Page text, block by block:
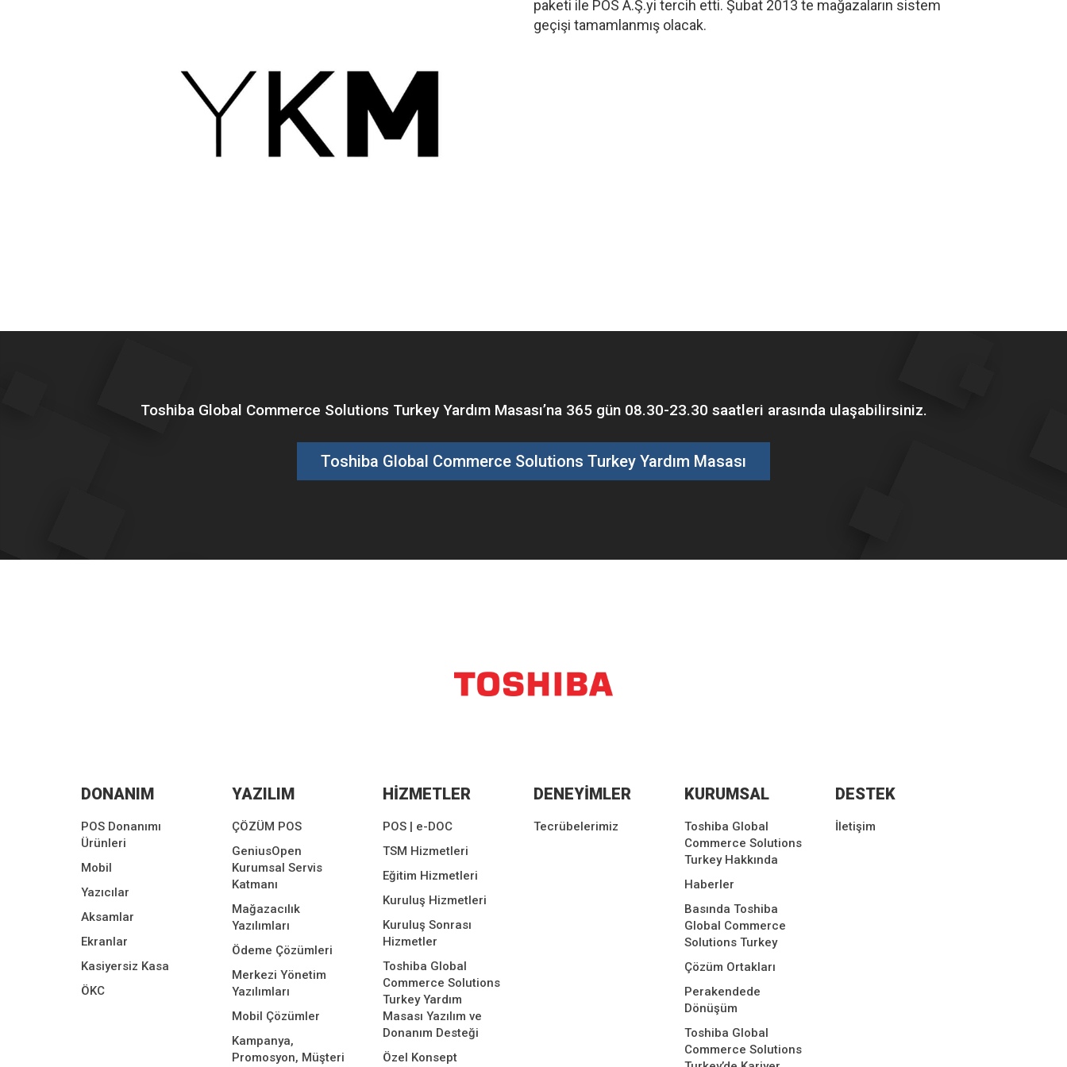
paketi ile POS A.Ş.yi tercih etti. Şubat 2013 te mağazaların sistem
geçişi tamamlanmış olacak.
Toshiba Global Commerce Solutions Turkey Yardım Masası’na 365 gün 08.30-23.30 saatleri arasında ulaşabilirsiniz.
Toshiba Global Commerce Solutions Turkey Yardım Masası
DONANIM
POS Donanımı
Ürünleri
Mobil
Yazıcılar
Aksamlar
Ekranlar
Kasiyersiz Kasa
ÖKC
YAZILIM
ÇÖZÜM POS
GeniusOpen
Kurumsal Servis
Katmanı
Mağazacılık
Yazılımları
Ödeme Çözümleri
Merkezi Yönetim
Yazılımları
Mobil Çözümler
Kampanya,
Promosyon, Müşteri
HİZMETLER
POS | e-DOC
TSM Hizmetleri
Eğitim Hizmetleri
Kuruluş Hizmetleri
Kuruluş Sonrası
Hizmetler
Toshiba Global
Commerce Solutions
Turkey Yardım
Masası Yazılım ve
Donanım Desteği
Özel Konsept
DENEYİMLER
Tecrübelerimiz
KURUMSAL
Toshiba Global
Commerce Solutions
Turkey Hakkında
Haberler
Basında Toshiba
Global Commerce
Solutions Turkey
Çözüm Ortakları
Perakendede
Dönüşüm
Toshiba Global
Commerce Solutions
DESTEK
İletişim